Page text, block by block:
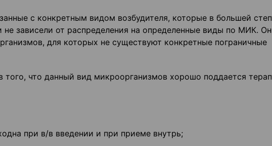
с конкретным видом возбудителя, которые в большей
зависели от распределения на определенные виды по МИК.
для которых не существуют конкретные пограничные
того, что данный вид микроорганизмов хорошо поддается
при в/в введении и при приеме внутрь;